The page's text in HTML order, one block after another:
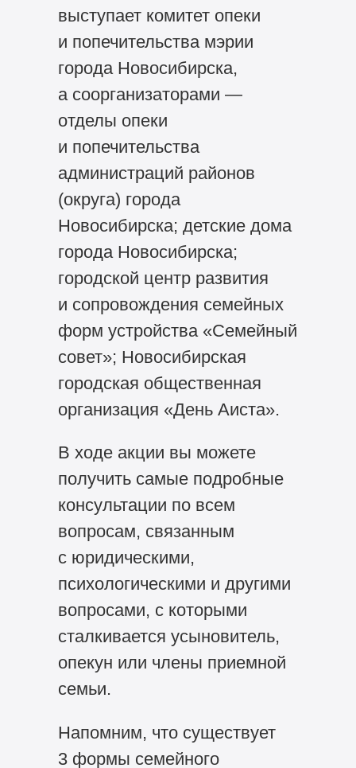
выступает комитет опеки
и попечительства мэрии
города Новосибирска,
а соорганизаторами —
отделы опеки
и попечительства
администраций районов
(округа) города
Новосибирска; детские дома
города Новосибирска;
городской центр развития
и сопровождения семейных
форм устройства «Семейный
совет»; Новосибирская
городская общественная
организация «День Аиста».
В ходе акции вы можете
получить самые подробные
консультации по всем
вопросам, связанным
с юридическими,
психологическими и другими
вопросами, с которыми
сталкивается усыновитель,
опекун или члены приемной
семьи.
Напомним, что существует
3 формы семейного